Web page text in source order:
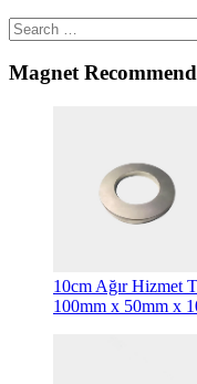
Magnet
10cm Ağır Hizmet
100mm x 50mm x